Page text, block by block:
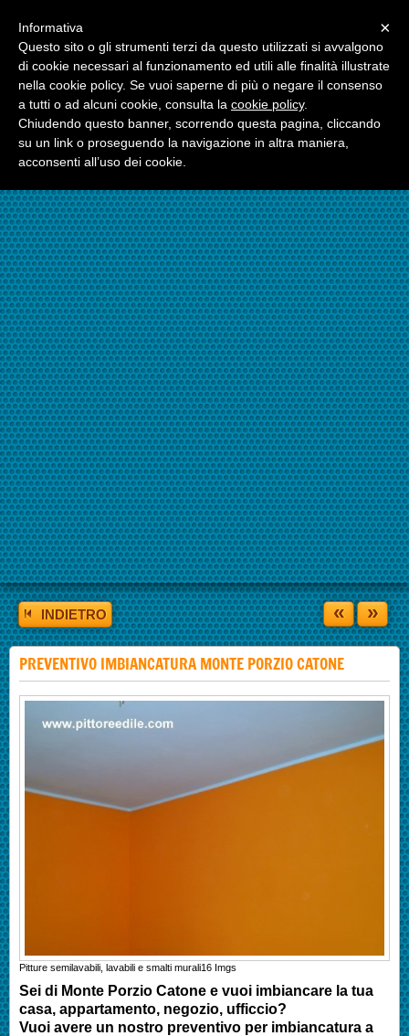
☎324.7403485
INDIETRO « »
PREVENTIVO IMBIANCATURA MONTE PORZIO CATONE
Pitture semilavabili, lavabili e smalti murali16 Imgs
Sei di Monte Porzio Catone e vuoi imbiancare la tua
casa, appartamento, negozio, ufficcio?
Vuoi avere un nostro preventivo per imbiancatura a
×
Informativa
Questo sito o gli strumenti terzi da questo utilizzati si avvalgono
di cookie necessari al funzionamento ed utili alle finalità illustrate
nella cookie policy. Se vuoi saperne di più o negare il consenso
a tutti o ad alcuni cookie, consulta la cookie policy.
Chiudendo questo banner, scorrendo questa pagina, cliccando
su un link o proseguendo la navigazione in altra maniera,
acconsenti all’uso dei cookie.